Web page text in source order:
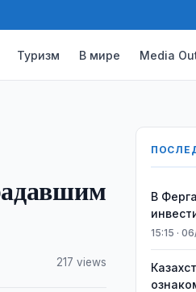
Туризм В мире Media
217 views
В
15:15 ·